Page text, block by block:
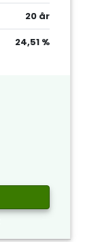
20 år
24,51 %